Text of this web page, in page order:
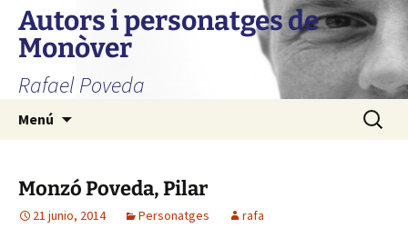
Autors i personatges de
Monòver
Rafael Poveda
Menú Buscar:
Monzó Poveda, Pilar
21 junio, 2014 Personatges rafa